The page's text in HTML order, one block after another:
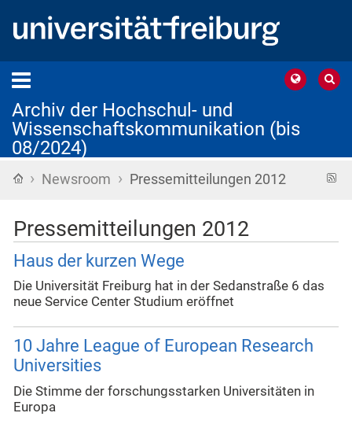
Archiv der Hochschul- und
Wissenschaftskommunikation (bis
08/2024)
Startseite
› Newsroom › Pressemitteilungen 2012
Pressemitteilungen 2012
Haus der kurzen Wege
Die Universität Freiburg hat in der Sedanstraße 6 das
neue Service Center Studium eröffnet
10 Jahre League of European Research
Universities
Die Stimme der forschungsstarken Universitäten in
Europa